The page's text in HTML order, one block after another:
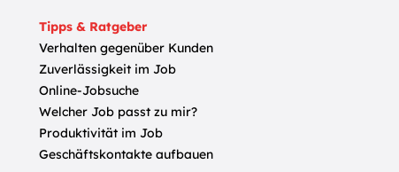
Tipps & Ratgeber
Verhalten gegenüber Kunden
Zuverlässigkeit im Job
Online-Jobsuche
Welcher Job passt zu mir?
Produktivität im Job
Geschäftskontakte aufbauen